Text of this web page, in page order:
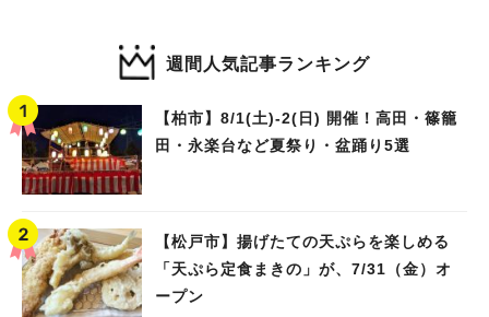
週間人気記事ランキング
【柏市】8/1(土)‐2(日) 開催！高田・篠籠
田・永楽台など夏祭り・盆踊り5選
【松戸市】揚げたての天ぷらを楽しめる
「天ぷら定食まきの」が、7/31（金）オ
ープン